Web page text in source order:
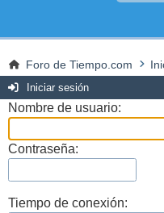
Foro de Tiempo.com
Iniciar sesión
Nombre de usuario:
Contraseña:
Tiempo de conexión: